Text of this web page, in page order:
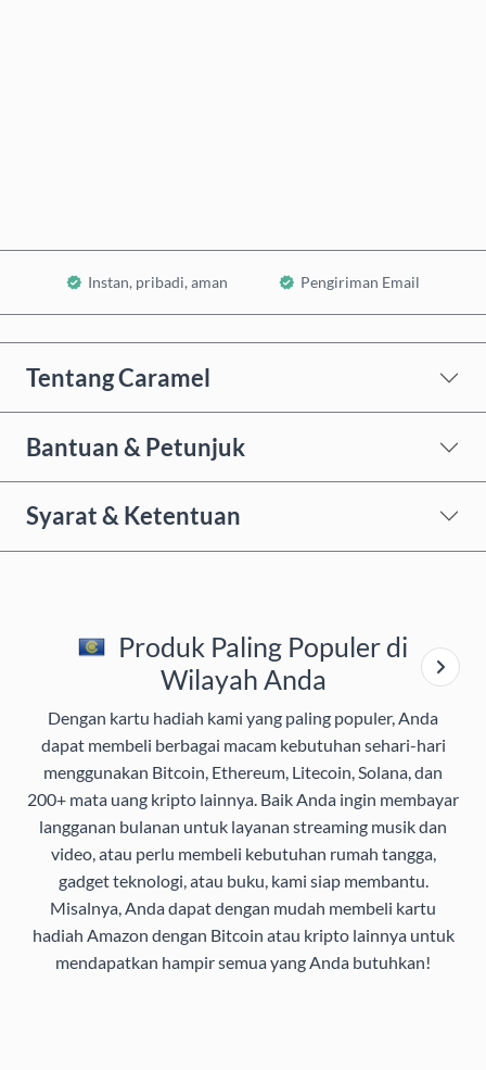
Instan, pribadi, aman Pengiriman Email
Tentang Caramel
Bantuan & Petunjuk
Syarat & Ketentuan
Produk Paling Populer di
Wilayah Anda
Dengan kartu hadiah kami yang paling populer, Anda
dapat membeli berbagai macam kebutuhan sehari-hari
menggunakan Bitcoin, Ethereum, Litecoin, Solana, dan
200+ mata uang kripto lainnya. Baik Anda ingin membayar
langganan bulanan untuk layanan streaming musik dan
video, atau perlu membeli kebutuhan rumah tangga,
gadget teknologi, atau buku, kami siap membantu.
Misalnya, Anda dapat dengan mudah membeli kartu
hadiah Amazon dengan Bitcoin atau kripto lainnya untuk
mendapatkan hampir semua yang Anda butuhkan!